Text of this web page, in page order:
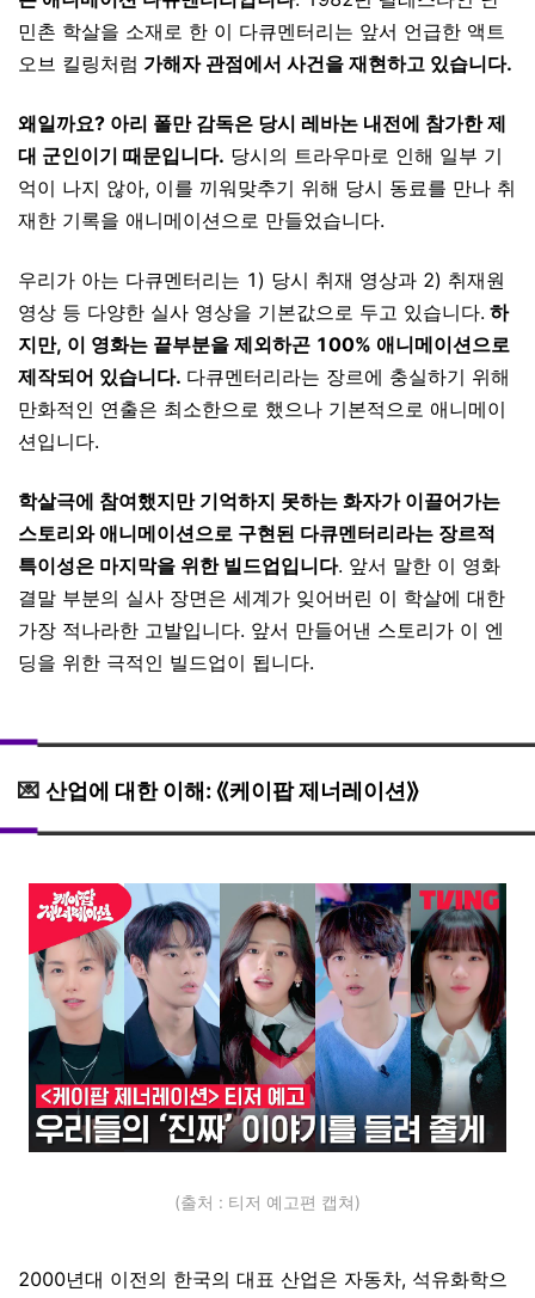
민촌 학살을 소재로 한 이 다큐멘터리는 앞서 언급한 액트
오브 킬링처럼 가해자 관점에서 사건을 재현하고 있습니다.
왜일까요? 아리 폴만 감독은 당시 레바논 내전에 참가한 제
대 군인이기 때문입니다. 당시의 트라우마로 인해 일부 기
억이 나지 않아, 이를 끼워맞추기 위해 당시 동료를 만나 취
재한 기록을 애니메이션으로 만들었습니다.
우리가 아는 다큐멘터리는 1) 당시 취재 영상과 2) 취재원
영상 등 다양한 실사 영상을 기본값으로 두고 있습니다. 하
지만, 이 영화는 끝부분을 제외하곤 100% 애니메이션으로
제작되어 있습니다. 다큐멘터리라는 장르에 충실하기 위해
만화적인 연출은 최소한으로 했으나 기본적으로 애니메이
션입니다.
학살극에 참여했지만 기억하지 못하는 화자가 이끌어가는
스토리와 애니메이션으로 구현된 다큐멘터리라는 장르적
특이성은 마지막을 위한 빌드업입니다. 앞서 말한 이 영화
결말 부분의 실사 장면은 세계가 잊어버린 이 학살에 대한
가장 적나라한 고발입니다. 앞서 만들어낸 스토리가 이 엔
딩을 위한 극적인 빌드업이 됩니다.
💌 산업에 대한 이해: ⟪케이팝 제너레이션⟫
(출처 : 티저 예고편 캡쳐)
2000년대 이전의 한국의 대표 산업은 자동차, 석유화학으